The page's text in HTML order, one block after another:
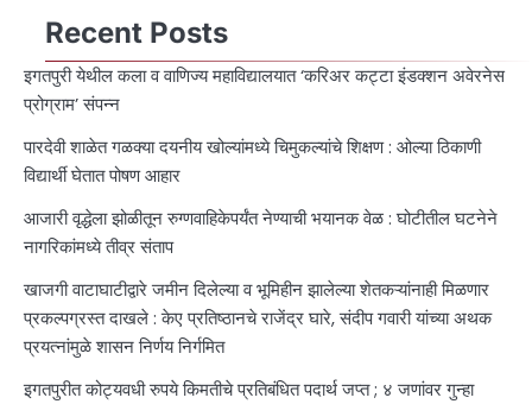
Recent Posts
इगतपुरी येथील कला व वाणिज्य महाविद्यालयात ‘करिअर कट्टा इंडक्शन अवेरनेस
प्रोग्राम’ संपन्न
पारदेवी शाळेत गळक्या दयनीय खोल्यांमध्ये चिमुकल्यांचे शिक्षण : ओल्या ठिकाणी
विद्यार्थी घेतात पोषण आहार
आजारी वृद्धेला झोळीतून रुग्णवाहिकेपर्यंत नेण्याची भयानक वेळ : घोटीतील घटनेने
नागरिकांमध्ये तीव्र संताप
खाजगी वाटाघाटीद्वारे जमीन दिलेल्या व भूमिहीन झालेल्या शेतकऱ्यांनाही मिळणार
प्रकल्पग्रस्त दाखले : केए प्रतिष्ठानचे राजेंद्र घारे, संदीप गवारी यांच्या अथक
प्रयत्नांमुळे शासन निर्णय निर्गमित
इगतपुरीत कोट्यवधी रुपये किमतीचे प्रतिबंधित पदार्थ जप्त ; ४ जणांवर गुन्हा